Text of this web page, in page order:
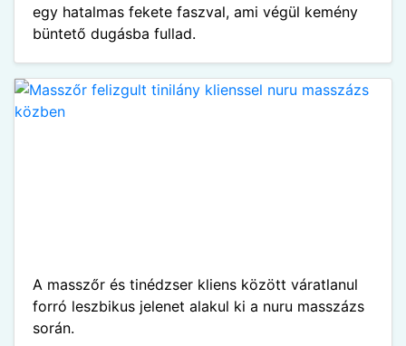
egy hatalmas fekete faszval, ami végül kemény
büntető dugásba fullad.
A masszőr és tinédzser kliens között váratlanul
forró leszbikus jelenet alakul ki a nuru masszázs
során.